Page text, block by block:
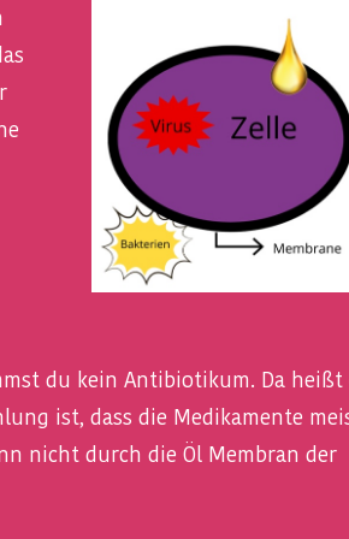
du kein Antibiotikum. Da heißt
ist, dass die Medikamente
nicht durch die Öl Membran der